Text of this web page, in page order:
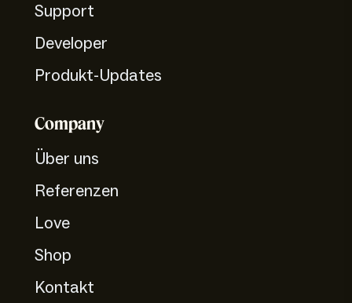
Support
Developer
Produkt-Updates
Company
Über uns
Referenzen
Love
Shop
Kontakt